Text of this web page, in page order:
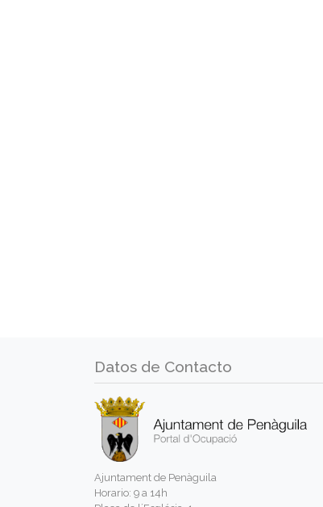
Datos de Contacto
Ajuntament de Penàguila
Horario: 9 a 14h